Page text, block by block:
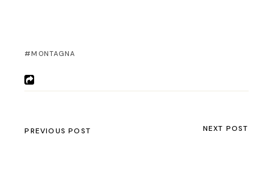
MONTAGNA
PREVIOUS POST NEXT POST